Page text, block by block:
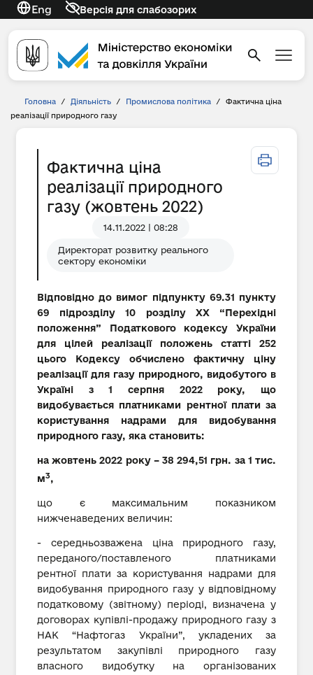
Eng Версія для слабозорих
Головна / Діяльність / Промислова політика /
Фактична ціна
реалізації природного газу
Фактична ціна
реалізації природного
газу (жовтень 2022)
14.11.2022 | 08:28
Директорат розвитку реального
сектору економіки
Відповідно до вимог підпункту 69.31 пункту
69 підрозділу 10 розділу XX “Перехідні
положення” Податкового кодексу України
для цілей реалізації положень статті 252
цього Кодексу обчислено фактичну ціну
реалізації для газу природного, видобутого в
Україні з 1 серпня 2022 року, що
видобувається платниками рентної плати за
користування надрами для видобування
природного газу, яка становить:
на жовтень 2022 року – 38 294,51 грн. за 1 тис.
м3,
що є максимальним показником
нижченаведених величин:
- середньозважена ціна природного газу,
переданого/поставленого платниками
рентної плати за користування надрами для
видобування природного газу у відповідному
податковому (звітному) періоді, визначена у
договорах купівлі-продажу природного газу з
НАК “Нафтогаз України”, укладених за
результатом закупівлі природного газу
власного видобутку на організованих